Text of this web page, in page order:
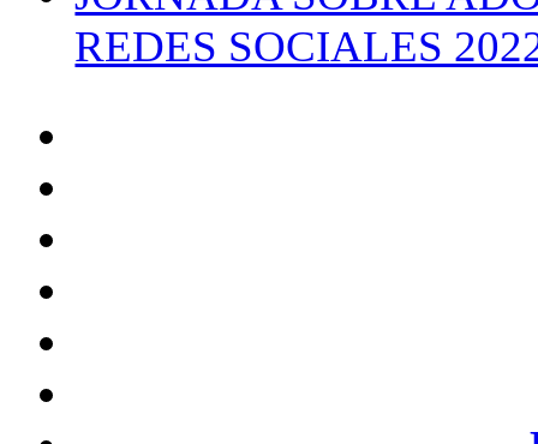
REDES SOCIALES